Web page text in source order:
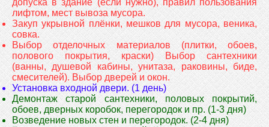
допуска в здание (если нужно), правил пользования
лифтом, мест вывоза мусора.
Закуп укрывной плёнки, мешков для мусора, веника,
совка.
Выбор отделочных материалов (плитки, обоев,
полового покрытия, краски) Выбор сантехники
(ванны, душевой кабины, унитаза, раковины, биде,
смесителей). Выбор дверей и окон.
Установка входной двери. (1 день)
Демонтаж старой сантехники, половых покрытий,
обоев, дверных коробок, перегородок и пр. (1-3 дня)
Возведение новых стен и перегородок. (2-4 дня)